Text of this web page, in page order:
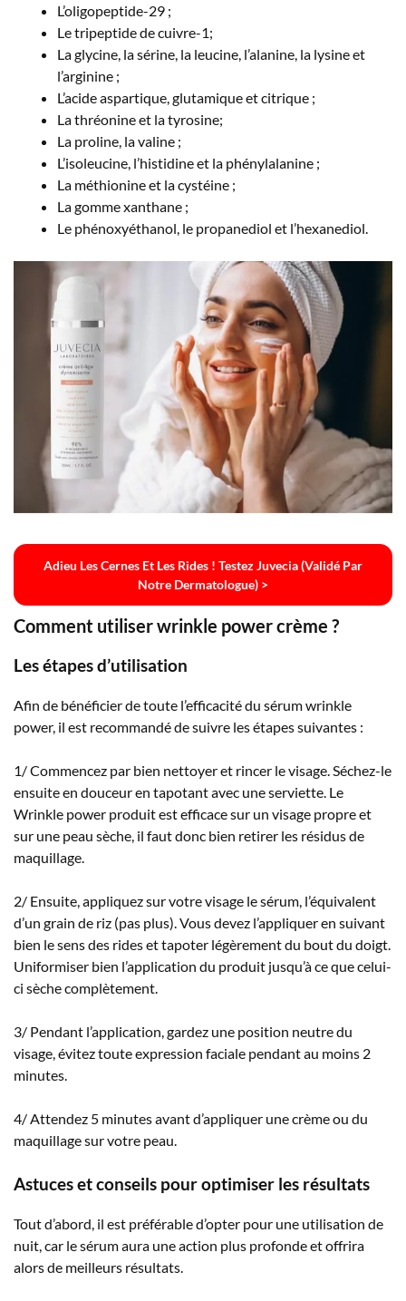
L’oligopeptide-29 ;
Le tripeptide de cuivre-1;
La glycine, la sérine, la leucine, l’alanine, la lysine et
l’arginine ;
L’acide aspartique, glutamique et citrique ;
La thréonine et la tyrosine;
La proline, la valine ;
L’isoleucine, l’histidine et la phénylalanine ;
La méthionine et la cystéine ;
La gomme xanthane ;
Le phénoxyéthanol, le propanediol et l’hexanediol.
Adieu Les Cernes Et Les Rides ! Testez Juvecia (validé Par
Notre Dermatologue) >
Comment utiliser wrinkle power crème ?
Les étapes d’utilisation
Afin de bénéficier de toute l’efficacité du sérum wrinkle
power, il est recommandé de suivre les étapes suivantes :
1/ Commencez par bien nettoyer et rincer le visage. Séchez-le
ensuite en douceur en tapotant avec une serviette. Le
Wrinkle power produit est efficace sur un visage propre et
sur une peau sèche, il faut donc bien retirer les résidus de
maquillage.
2/ Ensuite, appliquez sur votre visage le sérum, l’équivalent
d’un grain de riz (pas plus). Vous devez l’appliquer en suivant
bien le sens des rides et tapoter légèrement du bout du doigt.
Uniformiser bien l’application du produit jusqu’à ce que celui-
ci sèche complètement.
3/ Pendant l’application, gardez une position neutre du
visage, évitez toute expression faciale pendant au moins 2
minutes.
4/ Attendez 5 minutes avant d’appliquer une crème ou du
maquillage sur votre peau.
Astuces et conseils pour optimiser les résultats
Tout d’abord, il est préférable d’opter pour une utilisation de
nuit, car le sérum aura une action plus profonde et offrira
alors de meilleurs résultats.